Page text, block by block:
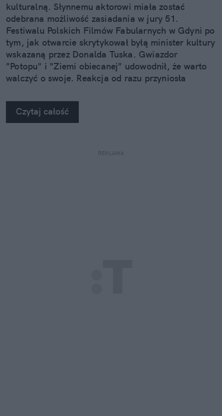
kulturalną. Słynnemu aktorowi miała zostać
odebrana możliwość zasiadania w jury 51.
Festiwalu Polskich Filmów Fabularnych w Gdyni po
tym, jak otwarcie skrytykował byłą minister kultury
wskazaną przez Donalda Tuska. Gwiazdor
"Potopu" i "Ziemi obiecanej" udowodnił, że warto
walczyć o swoje. Reakcja od razu przyniosła
Czytaj całość
REKLAMA